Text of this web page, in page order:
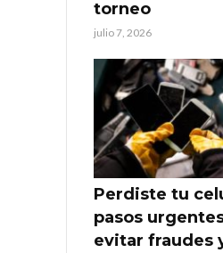
torneo
julio 7, 2026
Perdiste tu
pasos
evitar fraudes